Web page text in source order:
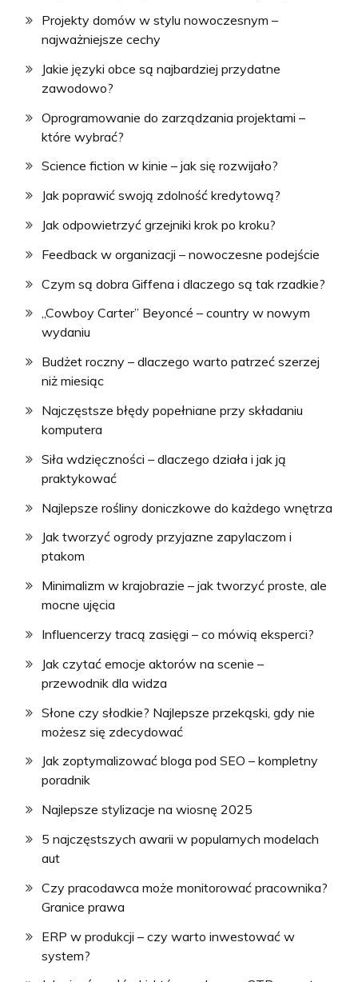
Projekty domów w stylu nowoczesnym –
najważniejsze cechy
Jakie języki obce są najbardziej przydatne
zawodowo?
Oprogramowanie do zarządzania projektami –
które wybrać?
Science fiction w kinie – jak się rozwijało?
Jak poprawić swoją zdolność kredytową?
Jak odpowietrzyć grzejniki krok po kroku?
Feedback w organizacji – nowoczesne podejście
Czym są dobra Giffena i dlaczego są tak rzadkie?
„Cowboy Carter” Beyoncé – country w nowym
wydaniu
Budżet roczny – dlaczego warto patrzeć szerzej
niż miesiąc
Najczęstsze błędy popełniane przy składaniu
komputera
Siła wdzięczności – dlaczego działa i jak ją
praktykować
Najlepsze rośliny doniczkowe do każdego wnętrza
Jak tworzyć ogrody przyjazne zapylaczom i
ptakom
Minimalizm w krajobrazie – jak tworzyć proste, ale
mocne ujęcia
Influencerzy tracą zasięgi – co mówią eksperci?
Jak czytać emocje aktorów na scenie –
przewodnik dla widza
Słone czy słodkie? Najlepsze przekąski, gdy nie
możesz się zdecydować
Jak zoptymalizować bloga pod SEO – kompletny
poradnik
Najlepsze stylizacje na wiosnę 2025
5 najczęstszych awarii w popularnych modelach
aut
Czy pracodawca może monitorować pracownika?
Granice prawa
ERP w produkcji – czy warto inwestować w
system?